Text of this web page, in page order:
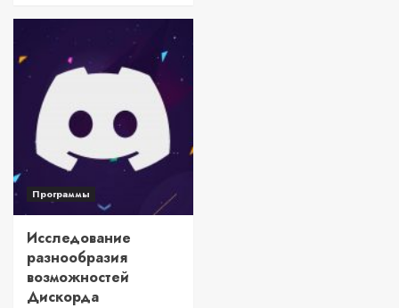
Программы
Исследование
разнообразия
возможностей
Дискорда